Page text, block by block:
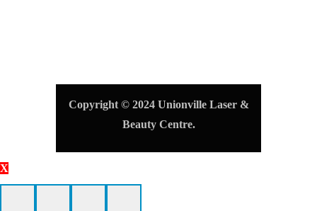
Copyright © 2024 Unionville Laser &
Beauty Centre.
X